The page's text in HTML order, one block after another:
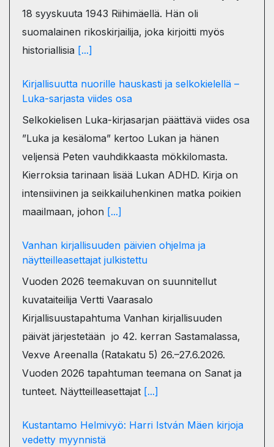
18 syyskuuta 1943 Riihimäellä. Hän oli
suomalainen rikoskirjailija, joka kirjoitti myös
historiallisia [...]
Kirjallisuutta nuorille hauskasti ja selkokielellä –
Luka-sarjasta viides osa
Selkokielisen Luka-kirjasarjan päättävä viides osa
”Luka ja kesäloma” kertoo Lukan ja hänen
veljensä Peten vauhdikkaasta mökkilomasta.
Kierroksia tarinaan lisää Lukan ADHD. Kirja on
intensiivinen ja seikkailuhenkinen matka poikien
maailmaan, johon [...]
Vanhan kirjallisuuden päivien ohjelma ja
näytteilleasettajat julkistettu
Vuoden 2026 teemakuvan on suunnitellut
kuvataiteilija Vertti Vaarasalo
Kirjallisuustapahtuma Vanhan kirjallisuuden
päivät järjestetään jo 42. kerran Sastamalassa,
Vexve Areenalla (Ratakatu 5) 26.–27.6.2026.
Vuoden 2026 tapahtuman teemana on Sanat ja
tunteet. Näytteilleasettajat [...]
Kustantamo Helmivyö: Harri István Mäen kirjoja
vedetty myynnistä